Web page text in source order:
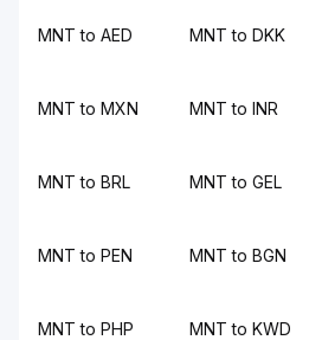
MNT to AED MNT to DKK
MNT to MXN MNT to INR
MNT to BRL MNT to GEL
MNT to PEN MNT to BGN
MNT to PHP MNT to KWD